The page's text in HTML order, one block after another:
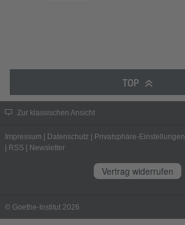
TOP
Zur klassischen Ansicht
Impressum Datenschutz Privatsphäre-Einstellungen
RSS Newsletter
Vertrag widerrufen
© Goethe-Institut 2026